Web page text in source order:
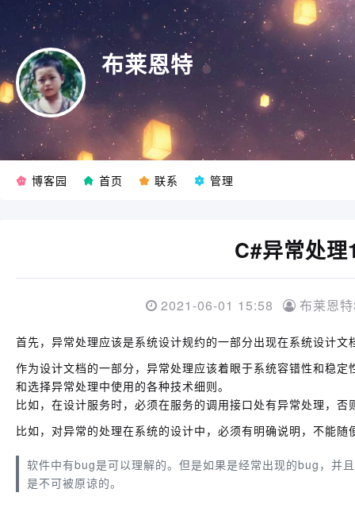
布莱恩特
博客园 首页 联系 管理
C#异常处
首先，异常处理应该是系统设计规约的一部分出现在系统设计
作为设计文档的一部分，异常处理应该着眼于系统容错性和稳
和选择异常处理中使用的各种技术细则。
比如，在设计服务时，必须在服务的调用接口处有异常处理，
比如，对异常的处理在系统的设计中，必须有明确说明，不能随
软件中有bug是可以理解的。但是如果是经常出现的bug，并
是不可被原谅的。
2021-06-01 15:58 布莱恩